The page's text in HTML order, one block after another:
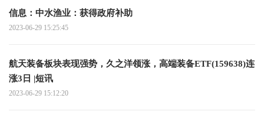
信息：中水渔业：获得政府补助
2023-06-29 15:25:45
航天装备板块表现强势，久之洋领涨，高端装备ETF(159638)连
涨3日 |短讯
2023-06-29 15:12:20